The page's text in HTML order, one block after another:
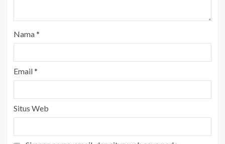
Nama*
Email*
Situs Web